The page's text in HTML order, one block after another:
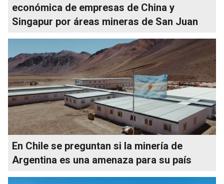
económica de empresas de China y
Singapur por áreas mineras de San Juan
En Chile se preguntan si la minería de
Argentina es una amenaza para su país